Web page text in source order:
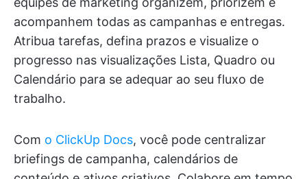
acompanhem todas as campanhas e entregas.
Atribua tarefas, defina prazos e visualize o
progresso nas visualizações Lista, Quadro ou
Calendário para se adequar ao seu fluxo de
trabalho.
Com o ClickUp Docs, você pode centralizar
briefings de campanha, calendários de